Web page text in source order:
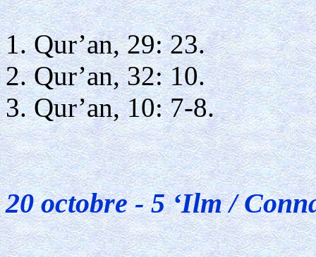
1. Qur’an, 29: 23.
2. Qur’an, 32: 10.
3. Qur’an, 10: 7-8.
20 octobre - 5 ‘Ilm /